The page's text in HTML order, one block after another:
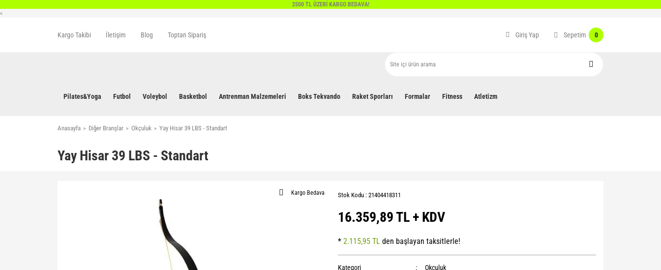
2500 TL ÜZERİ KARGO BEDAVA!
<
Kargo Takibi İletişim Blog Toptan Sipariş Giriş Yap Sepetim 0
Pilates&Yoga Futbol Voleybol Basketbol Antrenman Malzemeleri Boks Tekvando Raket Sporları Formalar Fitness Atletizm
Anasayfa Diğer Branşlar Okçuluk Yay Hisar 39 LBS - Standart
Yay Hisar 39 LBS - Standart
Kargo Bedava Stok Kodu : 21404418311
16.359,89 TL + KDV
* 2.115,95 TL den başlayan taksitlerle!
Kategori
Okçuluk